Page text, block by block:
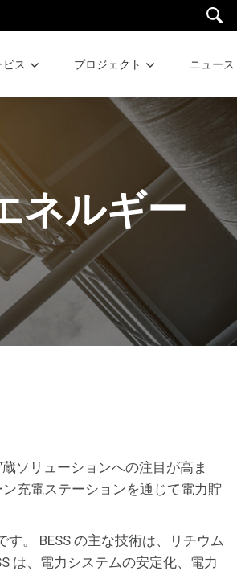
ビス プロジェクト ニュース
ネルギー
ソリューションへの注目が高ま
充電ステーションを通じて電力貯
。 BESS の主な技術は、リチウム
は、電力システムの安定化、電力